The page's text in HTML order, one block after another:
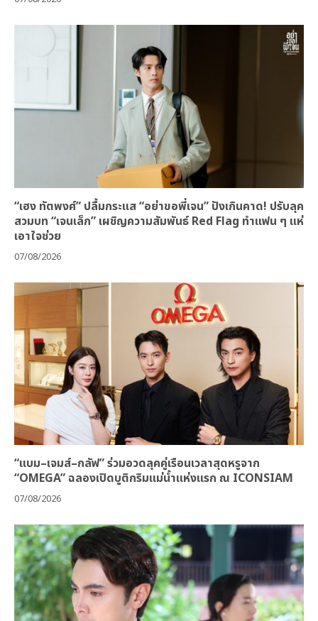
“เฮง ทัตพงศ์” ปลื้มกระแส “อย่าขอพี่เจน” ปังเกินคาด! ปรับลุค
สวมบท “เจนเล็ก” เผชิญความสัมพันธ์ Red Flag ทำแฟน ๆ แห่
เอาใจช่วย
07/08/2026
“แบม–เจมส์–กลัฟ” ร่วมอวดลุคคู่เรือนเวลาสุดหรูจาก
“OMEGA” ฉลองเปิดบูติกริมแม่น้ำแห่งแรก ณ ICONSIAM
07/08/2026